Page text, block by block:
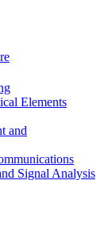
Elements
and
Signal Analysis